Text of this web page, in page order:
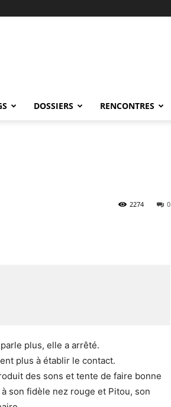
DOSSIERS RENCONTRES
0
2274
plus, elle a arrêté.
plus à établir le contact.
des sons et tente de faire bonne
son fidèle nez rouge et Pitou, son